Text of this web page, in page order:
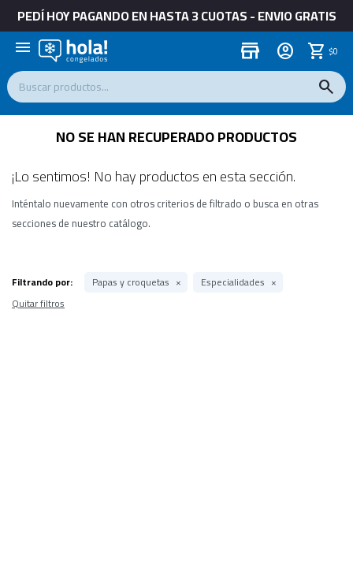
PEDÍ HOY PAGANDO EN HASTA 3 CUOTAS - ENVIO GRATIS
menu store $0
NO SE HAN RECUPERADO PRODUCTOS
¡Lo sentimos! No hay productos en esta sección.
Inténtalo nuevamente con otros criterios de filtrado o busca en otras
secciones de nuestro catálogo.
Filtrando por: Papas y croquetas
Especialidades
Quitar filtros